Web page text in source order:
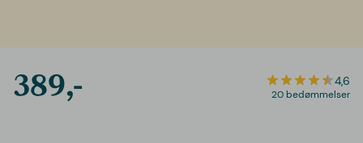
389,- 4,6
20 bedømmelser